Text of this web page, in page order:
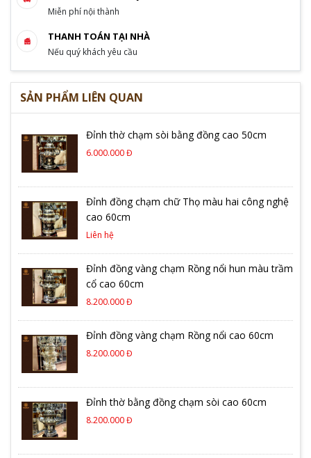
Miễn phí nội thành
THANH TOÁN TẠI NHÀ
Nếu quý khách yêu cầu
SẢN PHẨM LIÊN QUAN
Đỉnh thờ chạm sòi bằng đồng cao 50cm
6.000.000 Đ
Đỉnh đồng chạm chữ Thọ màu hai công nghệ
cao 60cm
Liên hệ
Đỉnh đồng vàng chạm Rồng nổi hun màu trầm
cổ cao 60cm
8.200.000 Đ
Đỉnh đồng vàng chạm Rồng nổi cao 60cm
8.200.000 Đ
Đỉnh thờ bằng đồng chạm sòi cao 60cm
8.200.000 Đ